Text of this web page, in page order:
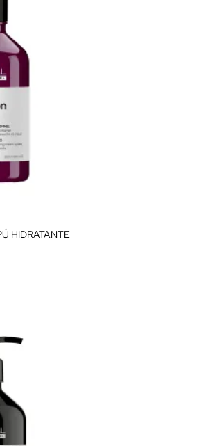
HIDRATANTE